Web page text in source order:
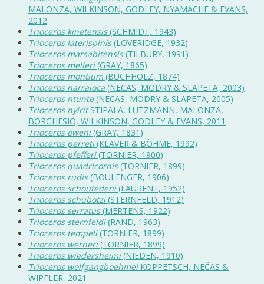
MALONZA, WILKINSON, GODLEY, NYAMACHE & EVANS,
2012
Trioceros kinetensis(SCHMIDT, 1943)
Trioceros laterispinis(LOVERIDGE, 1932)
Trioceros marsabitensis(TILBURY, 1991)
Trioceros melleri(GRAY, 1865)
Trioceros montium(BUCHHOLZ, 1874)
Trioceros narraioca (NECAS, MODRY & SLAPETA, 2003)
Trioceros ntunte(NECAS, MODRY & SLAPETA, 2005)
Trioceros nyiritSTIPALA, LUTZMANN, MALONZA,
BORGHESIO, WILKINSON, GODLEY & EVANS, 2011
Trioceros oweni(GRAY, 1831)
Trioceros perreti(KLAVER & BÖHME, 1992)
Trioceros pfefferi(TORNIER, 1900)
Trioceros quadricornis(TORNIER, 1899)
Trioceros rudis(BOULENGER, 1906)
Trioceros schoutedeni(LAURENT, 1952)
Trioceros schubotzi(STERNFELD, 1912)
Trioceros serratus(MERTENS, 1922)
Trioceros sternfeldi(RAND, 1963)
Trioceros tempeli(TORNIER, 1899)
Trioceros werneri(TORNIER, 1899)
Trioceros wiedersheimi(NIEDEN, 1910)
Trioceros wolfgangboehmeiKOPPETSCH, NEČAS &
WIPFLER, 2021